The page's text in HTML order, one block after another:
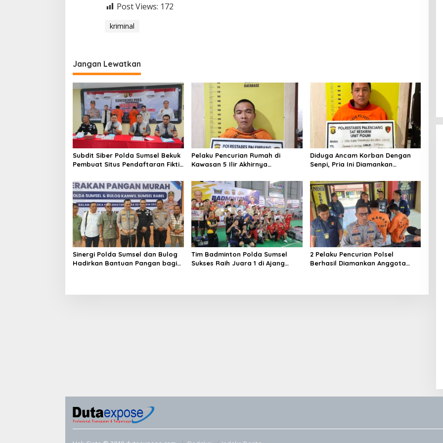
Post Views: 172
kriminal
Jangan Lewatkan
Subdit Siber Polda Sumsel Bekuk
Pembuat Situs Pendaftaran Fiktif
Pelaku Pencurian Rumah di
Kawasan 5 Ilir Akhirnya
Diduga Ancam Korban Dengan
Senpi, Pria Ini Diamankan
Palembang
Sinergi Polda Sumsel dan Bulog
Hadirkan Bantuan Pangan bagi
Tim Badminton Polda Sumsel
Sukses Raih Juara 1 di Ajang
2 Pelaku Pencurian Polsel
Berhasil Diamankan Anggota